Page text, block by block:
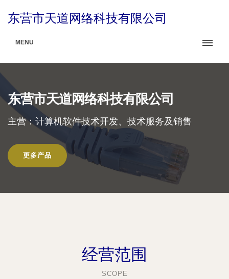
东营市天道网络科技有限公司
MENU
东营市天道网络科技有限公司
主营：计算机软件技术开发、技术服务及销售
更多产品
经营范围
SCOPE